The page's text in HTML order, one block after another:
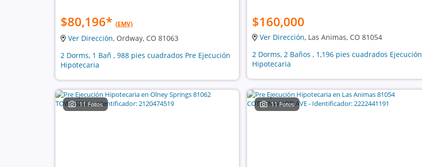
$80,196* (EMV)
Ver Dirección, Ordway, CO 81063
2 Dorms, 1 Bañ , 988 pies cuadrados Pre Ejecución
Hipotecaria
$160,000
Ver Dirección, Las Animas, CO 81054
2 Dorms, 2 Baños , 1,196 pies cuadrados Ejecución
Hipotecaria
11 Fotos 11 Fotos